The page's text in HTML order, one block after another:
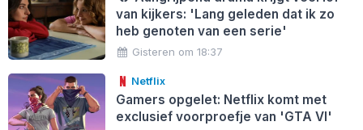
van kijkers: 'Lang geleden dat ik zo
heb genoten van een serie'
Gisteren om 18:37
Netflix
Gamers opgelet: Netflix komt met
exclusief voorproefje van 'GTA VI'